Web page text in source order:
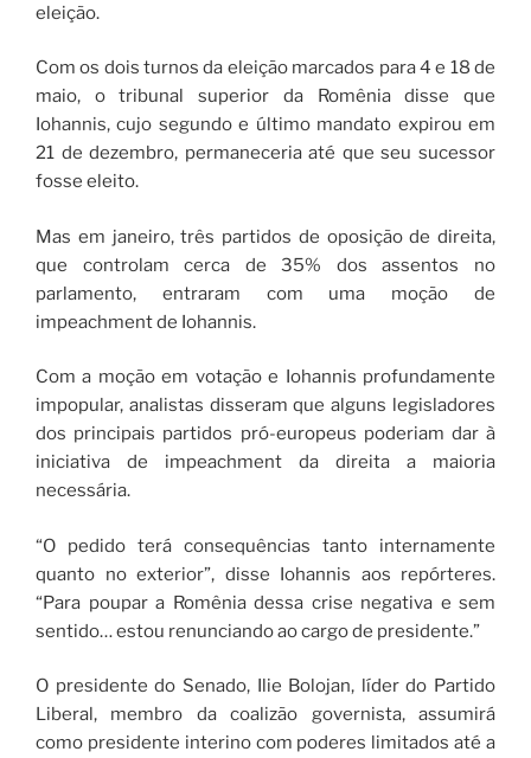
eleição.
Com os dois turnos da eleição marcados para 4 e 18 de
maio, o tribunal superior da Romênia disse que
Iohannis, cujo segundo e último mandato expirou em
21 de dezembro, permaneceria até que seu sucessor
fosse eleito.
Mas em janeiro, três partidos de oposição de direita,
que controlam cerca de 35% dos assentos no
parlamento, entraram com uma moção de
impeachment de Iohannis.
Com a moção em votação e Iohannis profundamente
impopular, analistas disseram que alguns legisladores
dos principais partidos pró-europeus poderiam dar à
iniciativa de impeachment da direita a maioria
necessária.
“O pedido terá consequências tanto internamente
quanto no exterior”, disse Iohannis aos repórteres.
“Para poupar a Romênia dessa crise negativa e sem
sentido… estou renunciando ao cargo de presidente.”
O presidente do Senado, Ilie Bolojan, líder do Partido
Liberal, membro da coalizão governista, assumirá
como presidente interino com poderes limitados até a